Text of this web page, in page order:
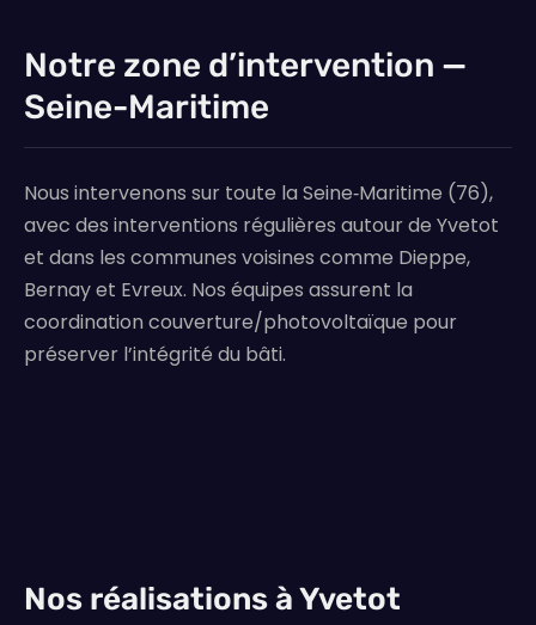
Notre zone d’intervention —
Seine-Maritime
Nous intervenons sur toute la Seine‑Maritime (76),
avec des interventions régulières autour de Yvetot
et dans les communes voisines comme Dieppe,
Bernay et Evreux. Nos équipes assurent la
coordination couverture/photovoltaïque pour
préserver l’intégrité du bâti.
Nos réalisations à Yvetot